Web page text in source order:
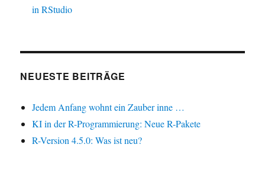
in RStudio
NEUESTE BEITRÄGE
Jedem Anfang wohnt ein Zauber inne …
KI in der R-Programmierung: Neue R-Pakete
R-Version 4.5.0: Was ist neu?